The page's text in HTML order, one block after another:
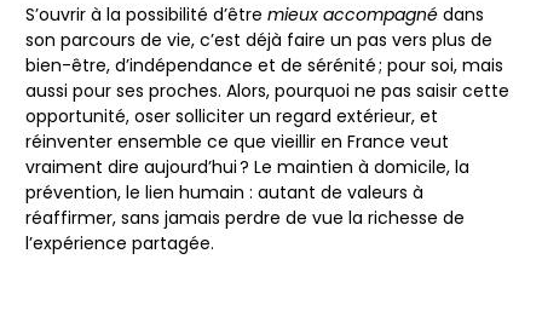
S’ouvrir à la possibilité d’être mieux accompagné dans
son parcours de vie, c’est déjà faire un pas vers plus de
bien-être, d’indépendance et de sérénité ; pour soi, mais
aussi pour ses proches. Alors, pourquoi ne pas saisir cette
opportunité, oser solliciter un regard extérieur, et
réinventer ensemble ce que vieillir en France veut
vraiment dire aujourd’hui ? Le maintien à domicile, la
prévention, le lien humain : autant de valeurs à
réaffirmer, sans jamais perdre de vue la richesse de
l’expérience partagée.